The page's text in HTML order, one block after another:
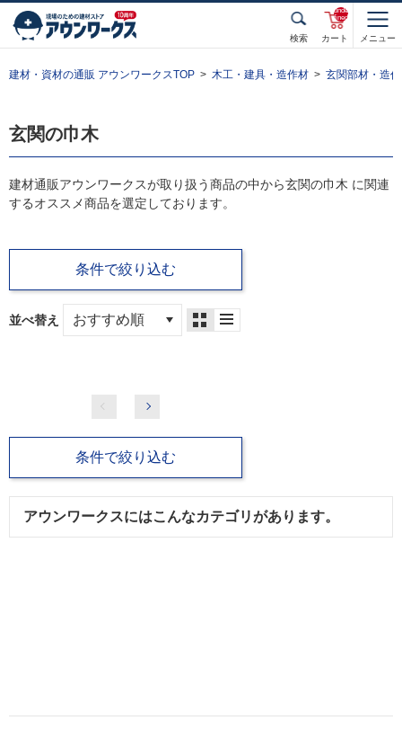
検索 カート
unde
fined
メニュー
建材・資材の通販 アウンワークスTOP 木工・建具・造作材 玄関部材・造
玄関の巾木
建材通販アウンワークスが取り扱う商品の中から玄関の巾木 に関連
するオススメ商品を選定しております。
条件で絞り込む
並べ替え
条件で絞り込む
アウンワークスにはこんなカテゴリがあります。